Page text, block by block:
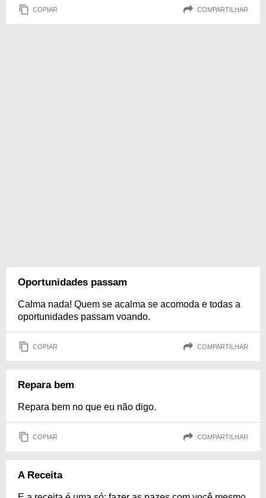
COPIAR COMPARTILHAR
Oportunidades passam
Calma nada! Quem se acalma se acomoda e todas a
oportunidades passam voando.
COPIAR COMPARTILHAR
Repara bem
Repara bem no que eu não digo.
COPIAR COMPARTILHAR
A Receita